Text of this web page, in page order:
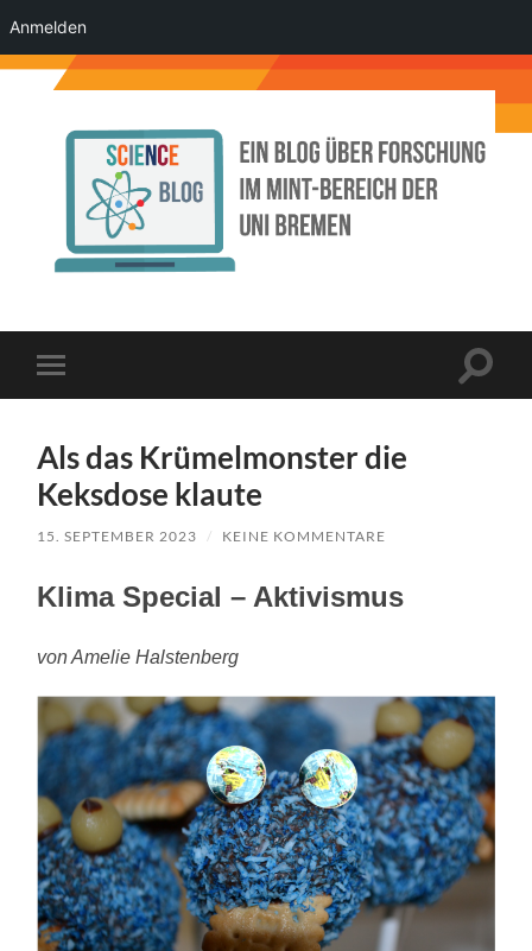
Anmelden
der
Menü
Als das Krümelmonster die
Keksdose klaute
15. SEPTEMBER 2023 / KEINE KOMMENTARE
Klima Special – Aktivismus
von Amelie Halstenberg